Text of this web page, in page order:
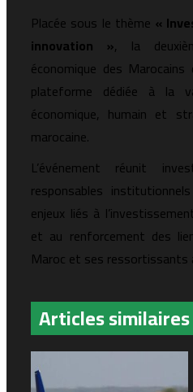
Placée sous le thème «
innovation », la
économique des
plateforme dédiée à la
économique, humain et
marocaine.
L’événement réunit
responsables
enjeux liés à
et au renforcement des
Maroc et ses ressortissants
Articles similaires